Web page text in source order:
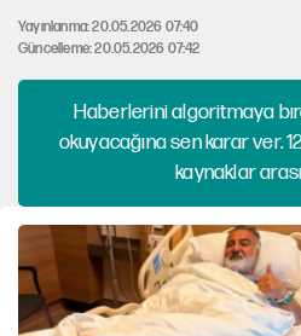
Yayınlanma: 20.05.2026 07:40
Güncelleme: 20.05.2026 07:42
Haberlerini algoritmaya
okuyacağına sen karar ver.
kaynaklar